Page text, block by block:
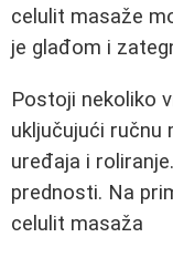
celulit masaže
je glađom i
Postoji nekoliko
uključujući ručnu
uređaja i
prednosti. Na
celulit masaža